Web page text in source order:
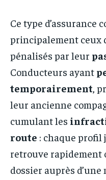
Ce type d’assurance
principalement ceux
pénalisés par leur
Conducteurs ayant
temporairement ,
leur ancienne
cumulant les
route : chaque profil
retrouve rapidement
dossier auprès